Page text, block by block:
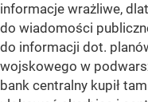
informacje wrażliwe,
do wiadomości
do informacji dot.
wojskowego w
bank centralny kupił